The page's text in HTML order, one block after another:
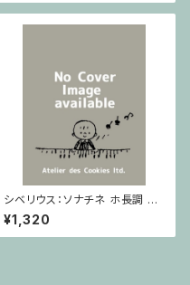
シベリウス：ソナチネ ホ長調 O
p.80 / ヴァイオリンとピアノ
¥1,320